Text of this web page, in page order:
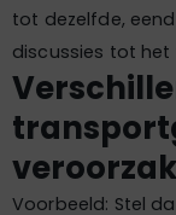
tot dezelfde,
discussies tot het
Voorbeeld: Stel